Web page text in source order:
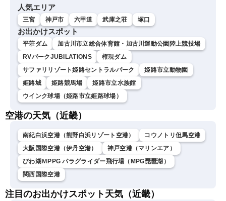
人気エリア
三宮 神戸市 六甲道 武庫之荘 塚口
お出かけスポット
平荘ダム
加古川市立総合体育館・加古川運動公園陸上競技場
RVパークJUBILATIONS
権現ダム
サファリリゾート姫路セントラルパーク
姫路市立動物園
姫路城
姫路競馬場
姫路市立水族館
ウインク球場（姫路市立姫路球場）
空港の天気（近畿）
南紀白浜空港（熊野白浜リゾート空港）
コウノトリ但馬空港
大阪国際空港（伊丹空港）
神戸空港（マリンエア）
びわ湖ＭPPG パラグライダー飛行場（MPG琵琶湖）
関西国際空港
注目のお出かけスポット天気（近畿）